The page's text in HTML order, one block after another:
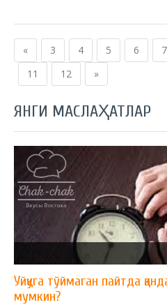
« 3 4 5 6 7
11
12 »
ЯНГИ МАСЛАҲАТЛАР
Уйқуга тўймаган пайтда
мумкин?